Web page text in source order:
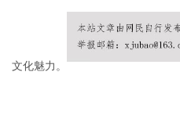
文化魅力。